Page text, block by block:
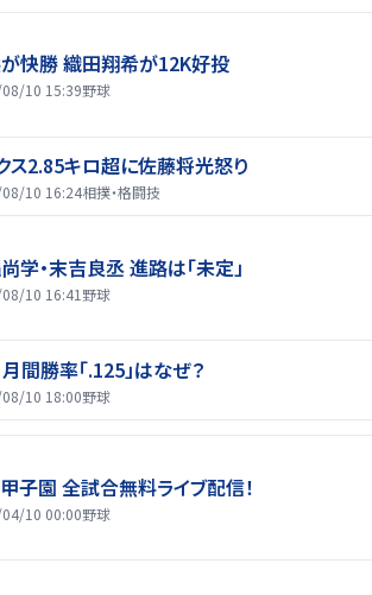
快勝 織田翔希が12K好投
10 15:39野球
ス2.85キロ超に佐藤将光怒り
10 16:24相撲・格闘技
学・末吉良丞 進路は「未定」
10 16:41 野球
間勝率「.125」はなぜ？
10 18:00野球
子園 全試合無料ライブ配信！
10 00:00野球